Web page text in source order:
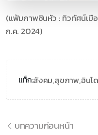
(แฟ้มภาพซินหัว : ทิวทัศน์เมื
ก.ค. 2024)
แท็ก:สังคม,สุขภาพ,อินโ
บทความก่อนหน้า